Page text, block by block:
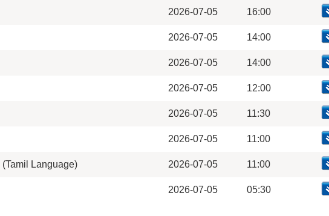
2026-07-05 16:00
2026-07-05 14:00
2026-07-05 14:00
2026-07-05 12:00
2026-07-05 11:30
2026-07-05 11:00
Language) 2026-07-05 11:00
2026-07-05 05:30